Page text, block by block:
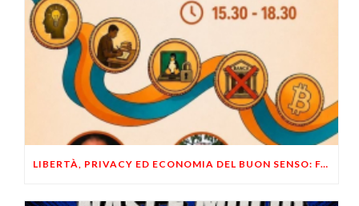
LIBERTÀ, PRIVACY ED ECONOMIA DEL BUON SENSO: FACCO E MUSUMECI A CASALECCHIO DI RENO (BO)